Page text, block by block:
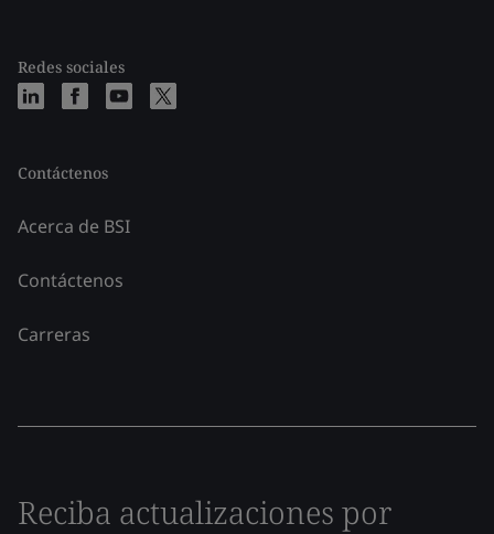
Redes sociales
Contáctenos
Acerca de BSI
Contáctenos
Carreras
Reciba actualizaciones por